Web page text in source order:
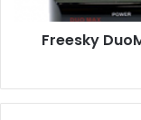
Freesky